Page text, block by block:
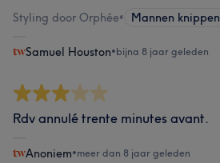
Styling door Orphée• Mannen knippen
Samuel Houston•bijna 8 jaar geleden
Rdv annulé trente minutes avant.
Anoniem•meer dan 8 jaar geleden